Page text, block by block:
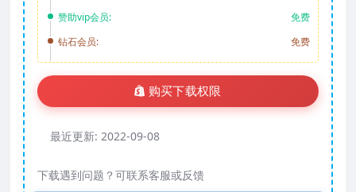
赞助vip会员:
免费
钻石会员:
免费
购买下载权限
最近更新: 2022-09-08
下载遇到问题？可联系客服或反馈